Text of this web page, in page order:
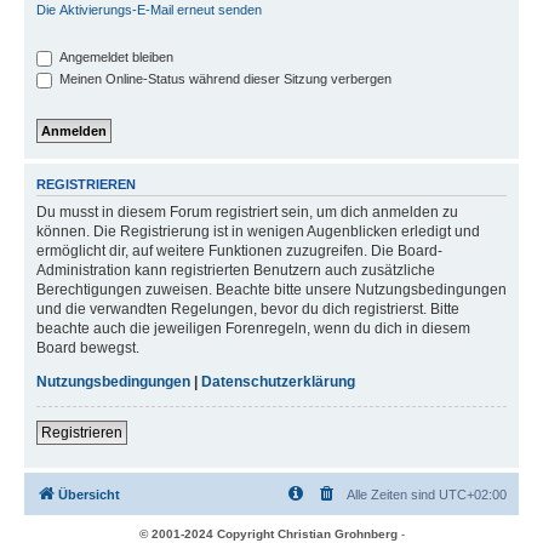
Die Aktivierungs-E-Mail erneut senden
Angemeldet bleiben
Meinen Online-Status während dieser Sitzung verbergen
REGISTRIEREN
Du musst in diesem Forum registriert sein, um dich anmelden zu
können. Die Registrierung ist in wenigen Augenblicken erledigt und
ermöglicht dir, auf weitere Funktionen zuzugreifen. Die Board-
Administration kann registrierten Benutzern auch zusätzliche
Berechtigungen zuweisen. Beachte bitte unsere Nutzungsbedingungen
und die verwandten Regelungen, bevor du dich registrierst. Bitte
beachte auch die jeweiligen Forenregeln, wenn du dich in diesem
Board bewegst.
Nutzungsbedingungen
Datenschutzerklärung
Registrieren
Übersicht Alle Zeiten sind UTC+02:00
© 2001-2024 Copyright Christian Grohnberg-